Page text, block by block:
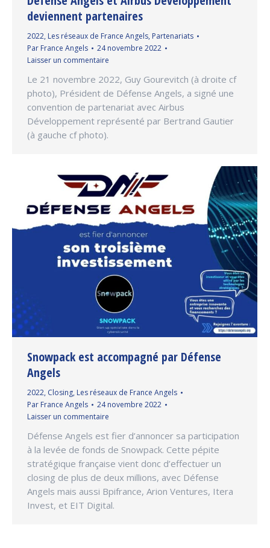
deviennent partenaires
2022, Les réseaux de France Angels, Partenariats
Par France Angels
24 novembre 2022
Laisser un commentaire
Le 21 novembre 2022, Guy Gourevitch (à droite cf
photo), Président de Défense Angels, a signé une
convention de partenariat avec Airbus
Développement représenté par Bertrand Gautier
(à gauche cf photo).
Snowpack est accompagné par Défense
Angels
2022, Closing, Les réseaux de France Angels
Par France Angels
24 novembre 2022
Laisser un commentaire
Défense Angels est fier d’annoncer sa participation
à la levée de fonds de Snowpack. Cette pépite
stratégique française vient donc d’effectuer un
closing de plus de deux millions, avec Défense
Angels mais aussi Bpifrance, Arion Ventures, Itera
Invest, et EIT Digital.